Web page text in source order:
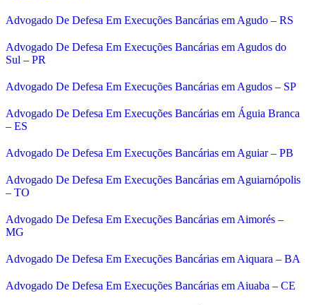
Advogado De Defesa Em Execuções Bancárias em Agudo – RS
Advogado De Defesa Em Execuções Bancárias em Agudos do
Sul – PR
Advogado De Defesa Em Execuções Bancárias em Agudos – SP
Advogado De Defesa Em Execuções Bancárias em Águia Branca
– ES
Advogado De Defesa Em Execuções Bancárias em Aguiar – PB
Advogado De Defesa Em Execuções Bancárias em Aguiarnópolis
– TO
Advogado De Defesa Em Execuções Bancárias em Aimorés –
MG
Advogado De Defesa Em Execuções Bancárias em Aiquara – BA
Advogado De Defesa Em Execuções Bancárias em Aiuaba – CE